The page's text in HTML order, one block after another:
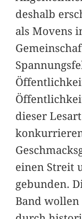
deshalb
als Movens
dieser
einen Streit
gebunden.
Band wollen